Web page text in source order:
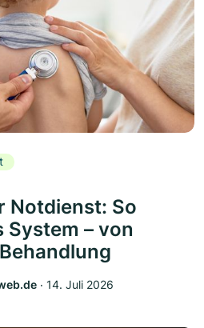
Notdienst: So
– von
‧ 14. Juli 2026